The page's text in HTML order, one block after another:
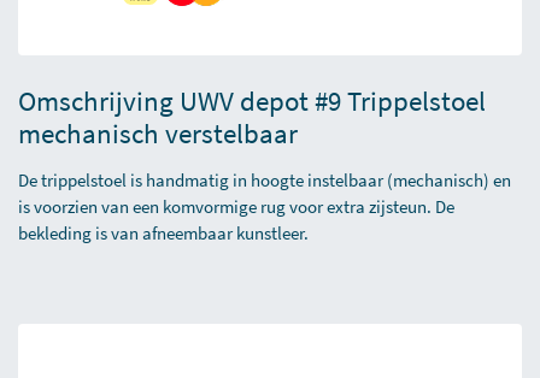
Omschrijving UWV depot #9 Trippelstoel
mechanisch verstelbaar
De trippelstoel is handmatig in hoogte instelbaar (mechanisch) en
is voorzien van een komvormige rug voor extra zijsteun. De
bekleding is van afneembaar kunstleer.